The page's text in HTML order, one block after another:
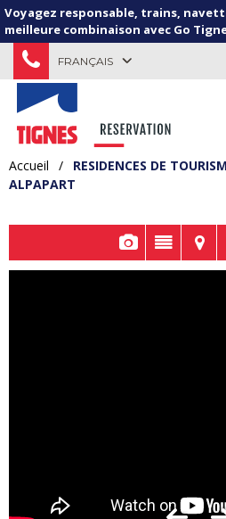
Voyagez responsable, trains,
meilleure combinaison avec Go
FRANÇAIS
Accueil /
RESIDENCES DE
ALPAPART